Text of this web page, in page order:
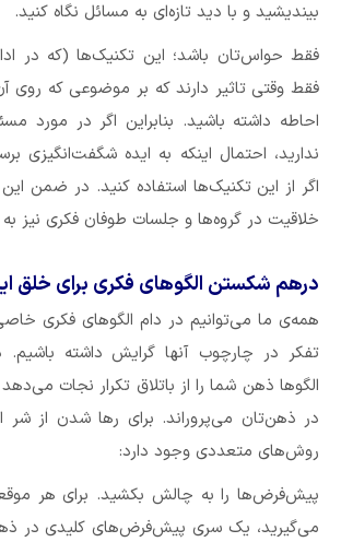
بیندیشید و با دید تازه‌ای به مسائل نگاه کنید.
فقط حواس‌تان باشد؛ این تکنیک‌ها (که در
فقط وقتی تاثیر دارند که بر موضوعی که روی
احاطه داشته باشید. بنابراین اگر در مورد
ندارید، احتمال اینکه به ایده شگفت‌انگیزی
اگر از این تکنیک‌ها استفاده کنید. در ضمن
خلاقیت در گروه‌ها و جلسات طوفان فکری نیز
درهم شکستن الگوهای فکری برای خلق
همه‌ی ما می‌توانیم در دام الگوهای فکری
تفکر در چارچوب آنها گرایش داشته
الگوها ذهن شما را از باتلاق تکرار نجات
در ذهن‌تان می‌پروراند. برای رها شدن از شر
روش‌های متعددی وجود دارد:
پیش‌فرض‌ها را به چالش بکشید. برای هر
می‌گیرید، یک سری پیش‌فرض‌های کلیدی در